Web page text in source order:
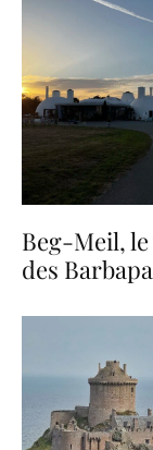
Beg-Meil,
des